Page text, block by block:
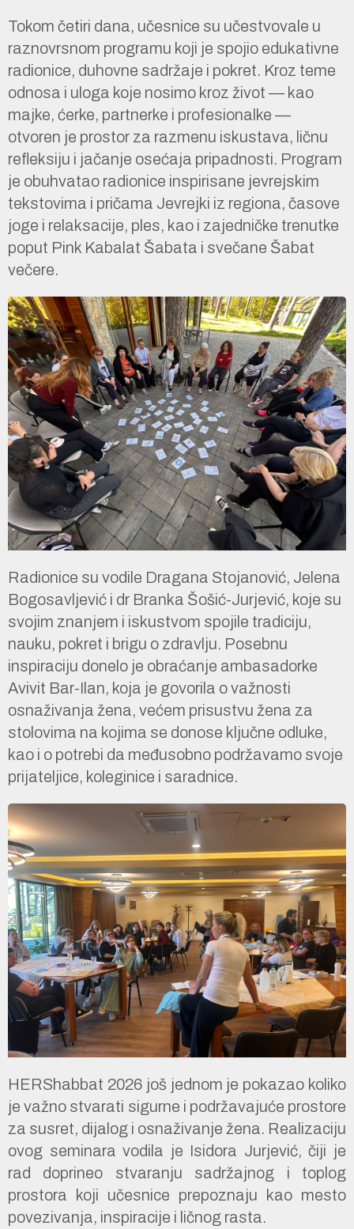
Tokom četiri dana, učesnice su učestvovale u
raznovrsnom programu koji je spojio edukativne
radionice, duhovne sadržaje i pokret. Kroz teme
odnosa i uloga koje nosimo kroz život — kao
majke, ćerke, partnerke i profesionalke —
otvoren je prostor za razmenu iskustava, ličnu
refleksiju i jačanje osećaja pripadnosti. Program
je obuhvatao radionice inspirisane jevrejskim
tekstovima i pričama Jevrejki iz regiona, časove
joge i relaksacije, ples, kao i zajedničke trenutke
poput Pink Kabalat Šabata i svečane Šabat
večere.
Radionice su vodile Dragana Stojanović, Jelena
Bogosavljević i dr Branka Šošić-Jurjević, koje su
svojim znanjem i iskustvom spojile tradiciju,
nauku, pokret i brigu o zdravlju. Posebnu
inspiraciju donelo je obraćanje ambasadorke
Avivit Bar-Ilan, koja je govorila o važnosti
osnaživanja žena, većem prisustvu žena za
stolovima na kojima se donose ključne odluke,
kao i o potrebi da međusobno podržavamo svoje
prijateljice, koleginice i saradnice.
HERShabbat 2026 još jednom je pokazao koliko
je važno stvarati sigurne i podržavajuće prostore
za susret, dijalog i osnaživanje žena. Realizaciju
ovog seminara vodila je Isidora Jurjević, čiji je
rad doprineo stvaranju sadržajnog i toplog
prostora koji učesnice prepoznaju kao mesto
povezivanja, inspiracije i ličnog rasta.